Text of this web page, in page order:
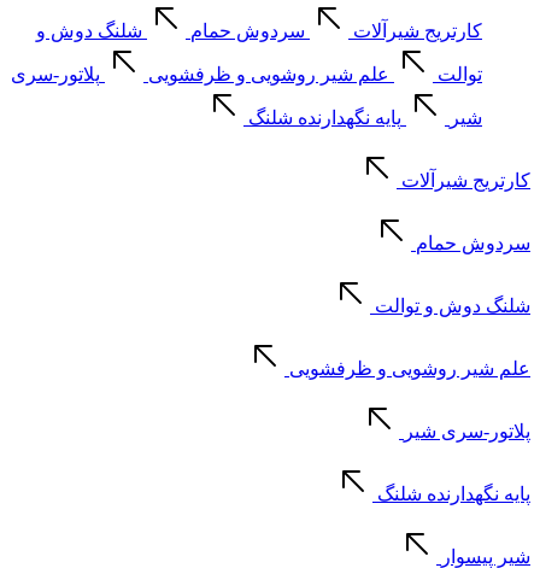
کارتریج شیرآلات سردوش حمام شلنگ دوش و
توالت علم شیر روشویی و ظرفشویی پلاتور-سری
شیر پایه نگهدارنده شلنگ
کارتریج شیرآلات
سردوش حمام
شلنگ دوش و توالت
علم شیر روشویی و ظرفشویی
پلاتور-سری شیر
پایه نگهدارنده شلنگ
شیر پیسوار